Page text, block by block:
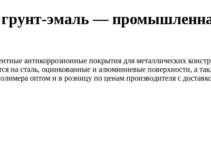
грунт-эмаль —
антикоррозионные покрытия для металлических
на сталь, оцинкованные и алюминиевые поверхности, а
оптом и в розницу по ценам производителя с